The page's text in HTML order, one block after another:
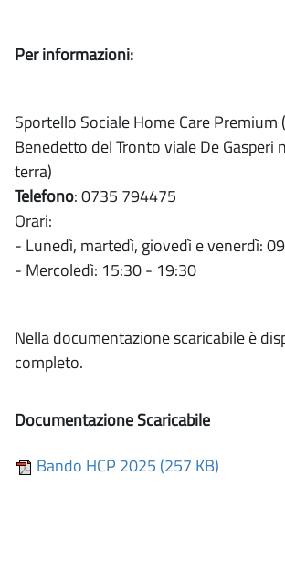
Per informazioni:
Sportello Sociale Home Care Premium
Benedetto del Tronto viale De Gasperi
terra)
Telefono: 0735 794475
Orari:
- Lunedì, martedì, giovedì e venerdì:
- Mercoledì: 15:30 - 19:30
Nella documentazione scaricabile è
completo.
Documentazione Scaricabile
Bando HCP 2025 (257 KB)